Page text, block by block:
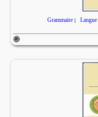
Grammaire | Langue